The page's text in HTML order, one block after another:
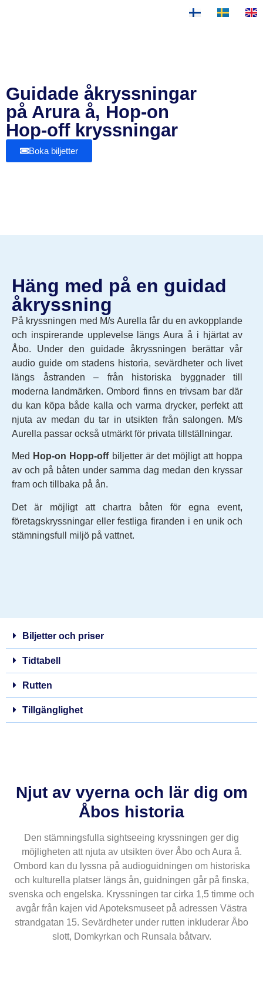
Guidade åkryssningar
på Arura å, Hop-on
Hop-off kryssningar
Boka biljetter
Häng med på en guidad
åkryssning
På kryssningen med M/s Aurella får du en avkopplande
och inspirerande upplevelse längs Aura å i hjärtat av
Åbo. Under den guidade åkryssningen berättar vår
audio guide om stadens historia, sevärdheter och livet
längs åstranden – från historiska byggnader till
moderna landmärken. Ombord finns en trivsam bar där
du kan köpa både kalla och varma drycker, perfekt att
njuta av medan du tar in utsikten från salongen. M/s
Aurella passar också utmärkt för privata tillställningar.
Med Hop-on Hopp-offbiljetter är det möjligt att hoppa
av och på båten under samma dag medan den kryssar
fram och tillbaka på ån.
Det är möjligt att chartra båten för egna event,
företagskryssningar eller festliga firanden i en unik och
stämningsfull miljö på vattnet.
Biljetter och priser
Tidtabell
Rutten
Tillgänglighet
Njut av vyerna och lär dig om
Åbos historia
Den stämningsfulla sightseeing kryssningen ger dig
möjligheten att njuta av utsikten över Åbo och Aura å.
Ombord kan du lyssna på audioguidningen om historiska
och kulturella platser längs ån, guidningen går på finska,
svenska och engelska. Kryssningen tar cirka 1,5 timme och
avgår från kajen vid Apoteksmuseet på adressen Västra
strandgatan 15. Sevärdheter under rutten inkluderar Åbo
slott, Domkyrkan och Runsala båtvarv.